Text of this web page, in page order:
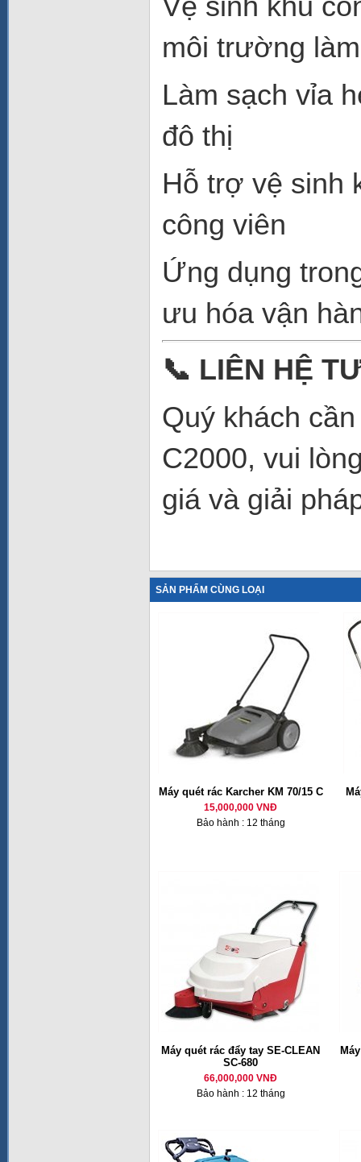
môi trường
Làm sạch vỉa
đô thị
Hỗ trợ vệ sinh
công viên
Ứng dụng
ưu hóa vận
📞 LIÊN HỆ
Quý khách
C2000, vui
giá và giải
SẢN PHẨM CÙNG LOẠI
Máy quét rác Karcher KM 70/15 C
15,000,000 VNĐ
Bảo hành : 12 tháng
Máy quét rác đẩy tay SE-CLEAN
SC-680
66,000,000 VNĐ
Bảo hành : 12 tháng